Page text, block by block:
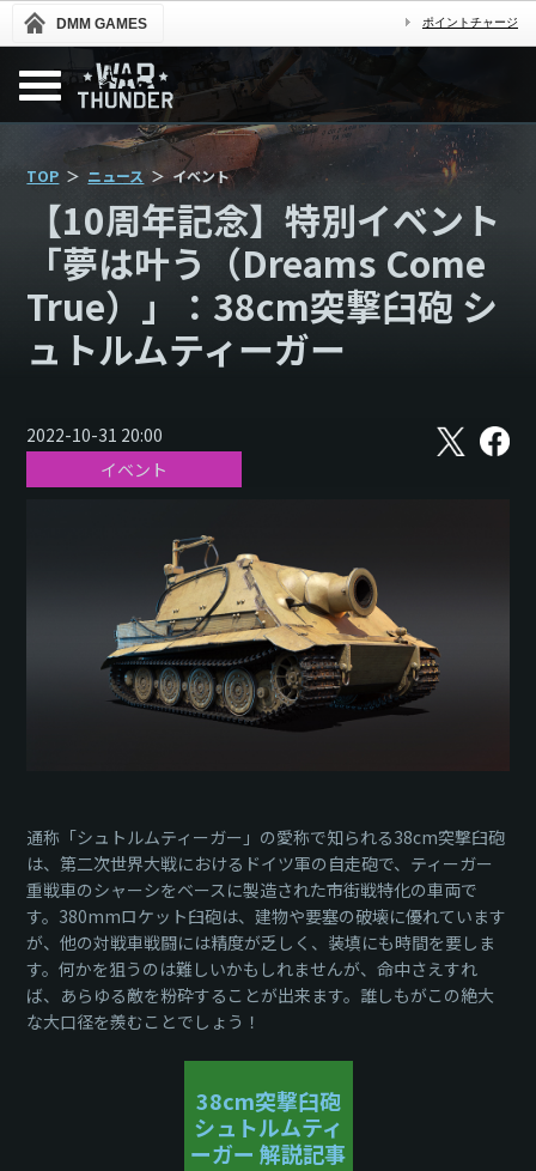
DMM GAMES ポイントチャージ
TOP ニュース イベント
【10周年記念】特別イベント
「夢は叶う（Dreams Come
True）」：38cm突撃臼砲 シ
ュトルムティーガー
2022-10-31 20:00 X フ
ェ
イベント
通称「シュトルムティーガー」の愛称で知られる38cm突撃臼砲
は、第二次世界大戦におけるドイツ軍の自走砲で、ティーガー
重戦車のシャーシをベースに製造された市街戦特化の車両で
す。380mmロケット臼砲は、建物や要塞の破壊に優れています
が、他の対戦車戦闘には精度が乏しく、装填にも時間を要しま
す。何かを狙うのは難しいかもしれませんが、命中さえすれ
ば、あらゆる敵を粉砕することが出来ます。誰しもがこの絶大
な大口径を羨むことでしょう！
38cm突撃臼砲
シュトルムティ
ーガー 解説記事